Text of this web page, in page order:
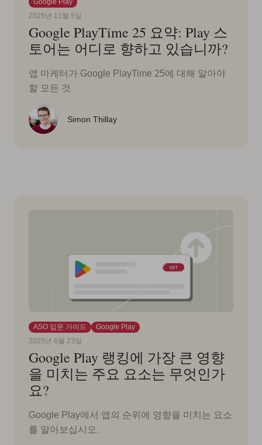
Google Play
2025년 11월 5일
Google PlayTime 25 요약: Play 스
토어는 어디로 향하고 있습니까?
앱 마케터가 Google PlayTime 25에 대해 알아야
할 모든 것
Simon Thillay
ASO 입문 가이드
Google Play
2025년 6월 23일
Google Play 랭킹에 가장 큰 영향
을 미치는 주요 요소는 무엇인가
요?
Google Play에서 앱의 순위에 영향을 미치는 요소
를 알아보십시오.